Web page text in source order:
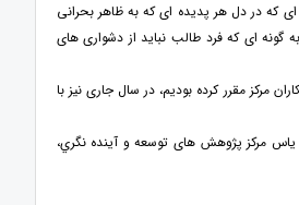
که در دل هر پدیده ای که به ظاهر بحرانی
ای که فرد طالب نباید از دشواری های
مرکز مقرر کرده بودیم، در سال جاری نیز با
یاس مرکز پژوهش های توسعه و آینده نگري،